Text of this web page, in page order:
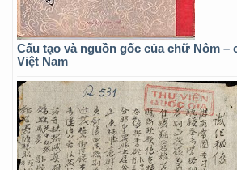
Cấu tạo và nguồn gốc của chữ Nôm –
Việt Nam